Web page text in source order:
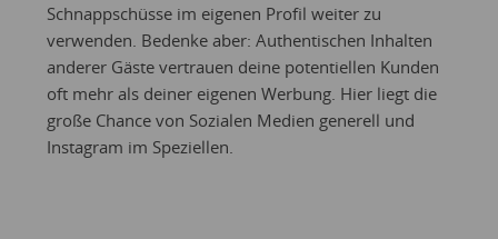
Schnappschüsse im eigenen Profil weiter zu
verwenden. Bedenke aber: Authentischen Inhalten
anderer Gäste vertrauen deine potentiellen Kunden
oft mehr als deiner eigenen Werbung. Hier liegt die
große Chance von Sozialen Medien generell und
Instagram im Speziellen.